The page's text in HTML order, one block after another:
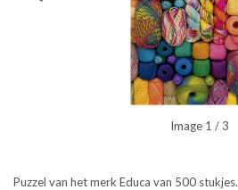
Image 1 / 3
Puzzel van het merk Educa van 500 stukjes.